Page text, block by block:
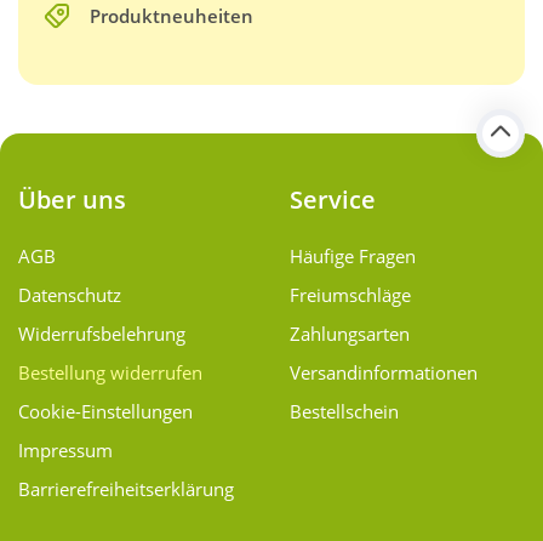
Produktneuheiten
Über uns
AGB
Datenschutz
Widerrufsbelehrung
Bestellung widerrufen
Cookie-Einstellungen
Impressum
Barrierefreiheitserklärung
Service
Häufige Fragen
Freiumschläge
Zahlungsarten
Versand­informationen
Bestellschein